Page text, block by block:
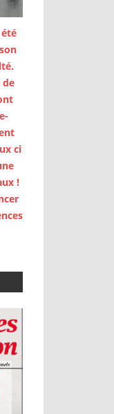
de
ci
!